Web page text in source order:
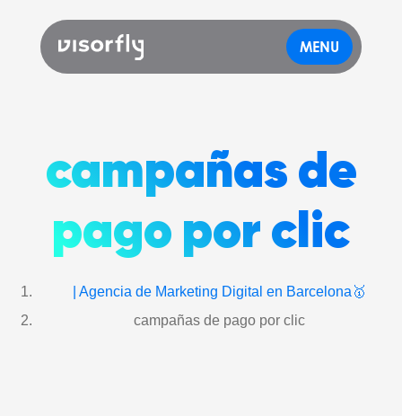
MENU
campañas de
pago por clic
| Agencia de Marketing Digital en Barcelona🥇
campañas de pago por clic